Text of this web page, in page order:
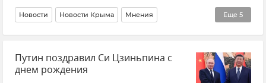
Еще 5
Новости Новости Крыма Мнения
Мототранспорт Воздушная тревога в Севастополе
Безопасность Республики Крым и Севастополя
Закон и право
Путин поздравил Си Цзиньпина с
днем рождения